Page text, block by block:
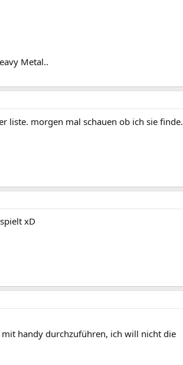
Metal..
liste. morgen mal schauen ob ich sie finde.
xD
handy durchzuführen, ich will nicht die